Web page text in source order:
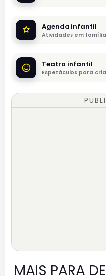
Agenda infantil
Atividades em família
Teatro infantil
Espetáculos para
MAIS PARA